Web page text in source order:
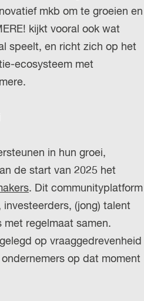
mkb om te groeien en
kijkt vooral ook wat
speelt, en richt zich op het
ecosysteem met
in hun groei,
de start van 2025 het
. Dit communityplatform
(jong) talent
met regelmaat samen.
op vraaggedrevenheid
op dat moment